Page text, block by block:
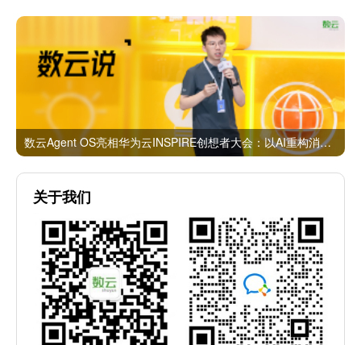
数云Agent OS亮相华为云INSPIRE创想者大会：以AI重构消费者运营与零售营销新范式
关于我们